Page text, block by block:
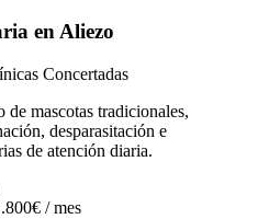
en Aliezo
Concertadas
mascotas tradicionales,
desparasitación e
de atención diaria.
/ mes